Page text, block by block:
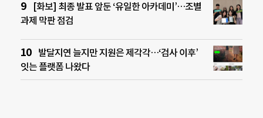
[화보] 최종 발표 앞둔 ‘유일한 아카데미’…조별
과제 막판 점검
발달지연 늘지만 지원은 제각각…‘검사 이후’
잇는 플랫폼 나왔다